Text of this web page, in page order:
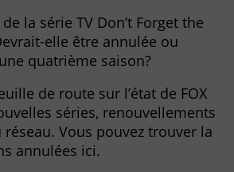
la série TV Don’t Forget the
elle être annulée ou
quatrième saison?
de route sur l’état de FOX
séries, renouvellements
Vous pouvez trouver la
annulées ici.